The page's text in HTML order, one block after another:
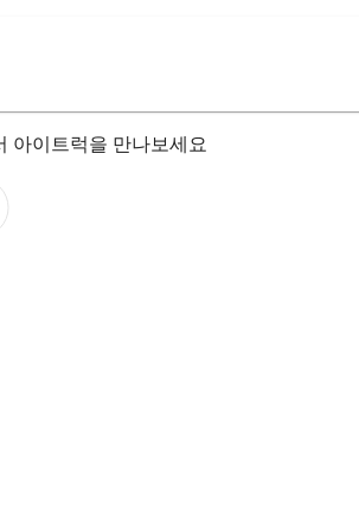
아이트럭을 만나보세요